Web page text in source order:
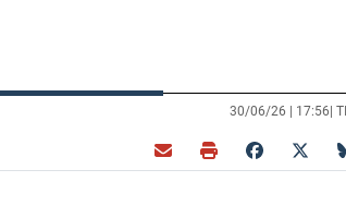
30/06/26 | 17:56|